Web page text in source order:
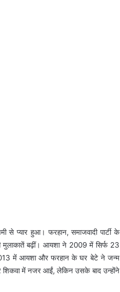
से प्यार हुआ। फरहान, समाजवादी पार्टी के
बढ़ीं। आयशा ने 2009 में सिर्फ 23
2013 में आयशा और फरहान के घर बेटे ने जन्म
शिकवा में नजर आईं, लेकिन उसके बाद उन्होंने